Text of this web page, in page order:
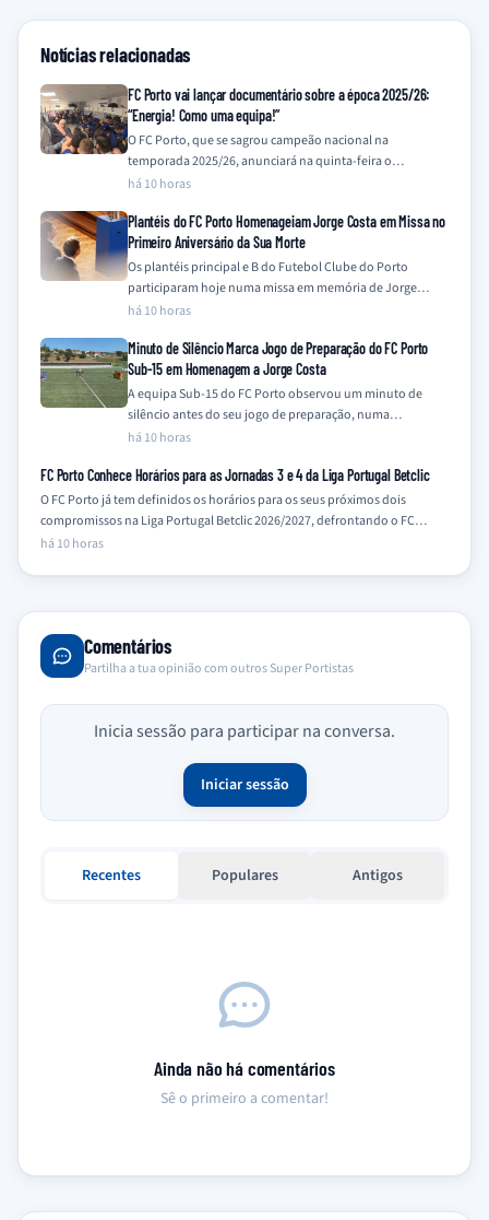
Notícias relacionadas
FC Porto vai lançar documentário sobre a época 2025/26:
“Energia! Como uma equipa!”
O FC Porto, que se sagrou campeão nacional na
temporada 2025/26, anunciará na quinta-feira o
lançamento de um documentário que retrata a…
há 10 horas
Plantéis do FC Porto Homenageiam Jorge Costa em Missa no
Primeiro Aniversário da Sua Morte
Os plantéis principal e B do Futebol Clube do Porto
participaram hoje numa missa em memória de Jorge
Costa, assinalando o primeiro…
há 10 horas
Minuto de Silêncio Marca Jogo de Preparação do FC Porto
Sub-15 em Homenagem a Jorge Costa
A equipa Sub-15 do FC Porto observou um minuto de
silêncio antes do seu jogo de preparação, numa
homenagem a Jorge Costa…
há 10 horas
FC Porto Conhece Horários para as Jornadas 3 e 4 da Liga Portugal Betclic
O FC Porto já tem definidos os horários para os seus próximos dois
compromissos na Liga Portugal Betclic 2026/2027, defrontando o FC…
há 10 horas
Comentários
Partilha a tua opinião com outros Super Portistas
Inicia sessão para participar na conversa.
Iniciar sessão
Recentes Populares Antigos
Ainda não há comentários
Sê o primeiro a comentar!